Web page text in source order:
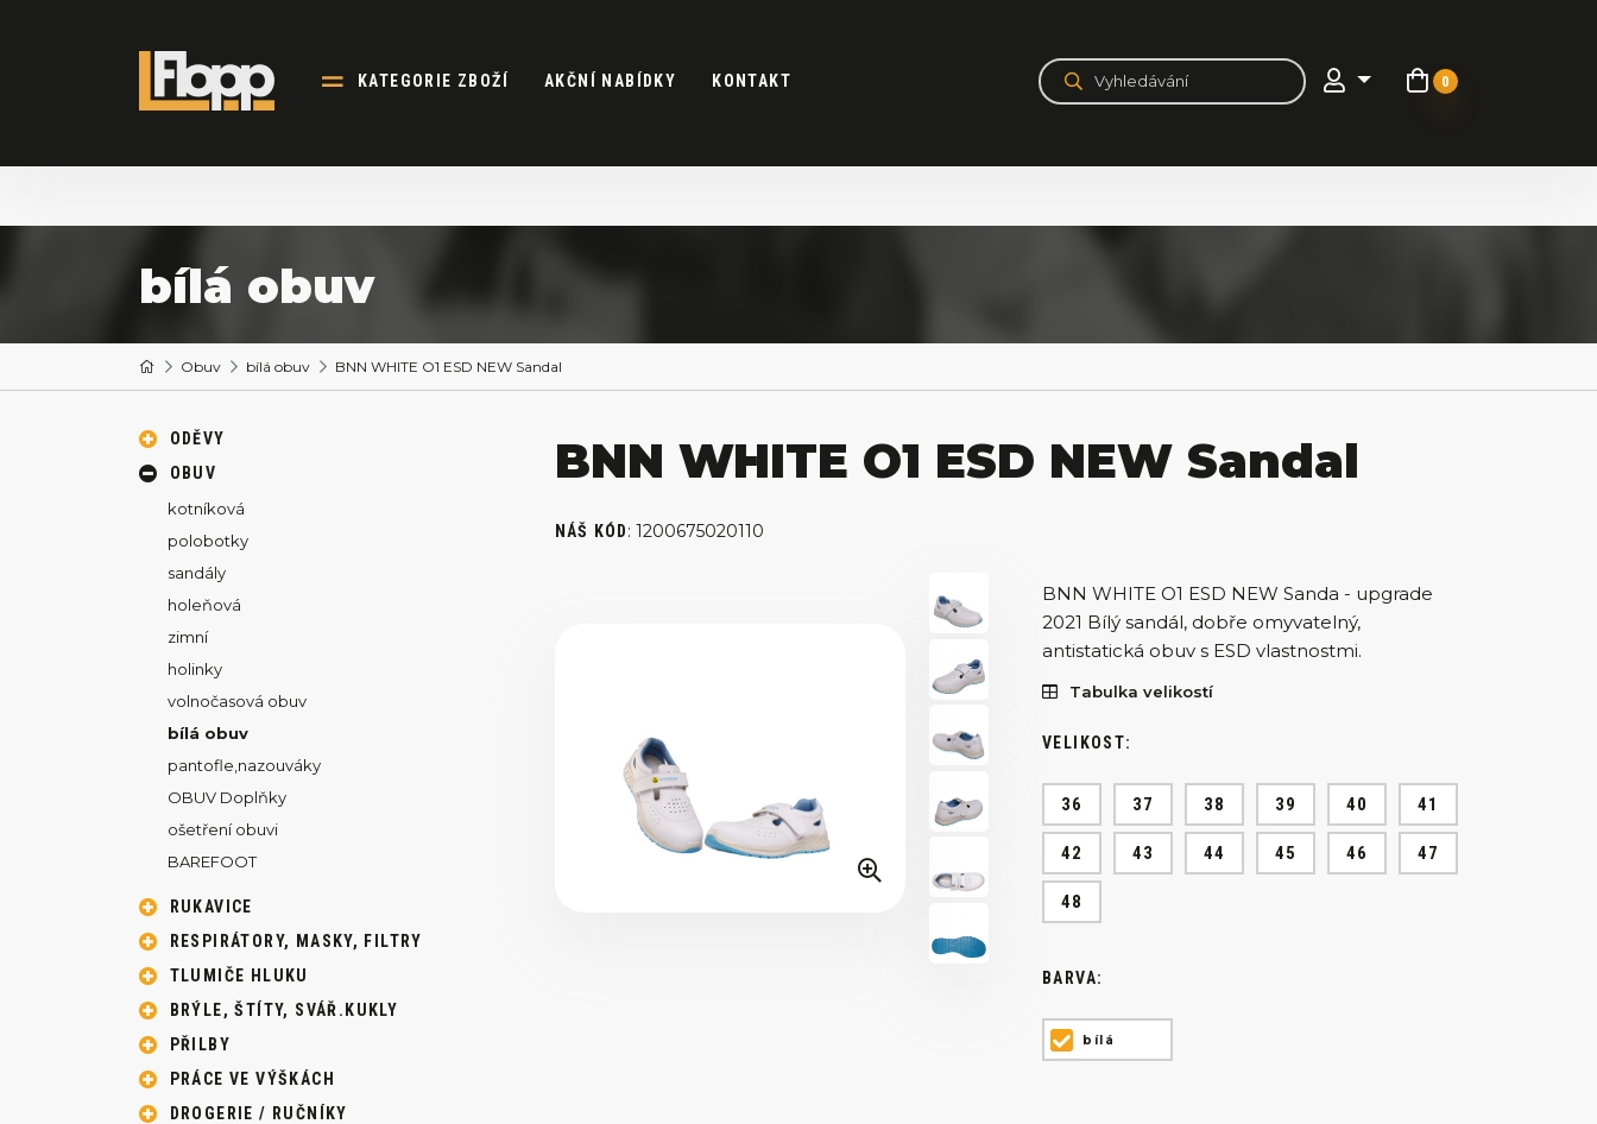
KATEGORIE ZBOŽÍ AKČNÍ NABÍDKY KONTAKT 0
bílá obuv
Obuv bílá obuv BNN WHITE O1 ESD NEW Sandal
ODĚVY
OBUV
kotníková
polobotky
sandály
holeňová
zimní
holinky
volnočasová obuv
bílá obuv
pantofle,nazouváky
OBUV Doplňky
ošetření obuvi
BAREFOOT
RUKAVICE
RESPIRÁTORY, MASKY, FILTRY
TLUMIČE HLUKU
BRÝLE, ŠTÍTY, SVÁŘ.KUKLY
PŘILBY
PRÁCE VE VÝŠKÁCH
DROGERIE / RUČNÍKY
BNN WHITE O1 ESD NEW Sandal
NÁŠ KÓD:1200675020110
BNN WHITE O1 ESD NEW Sanda - upgrade
2021 Bílý sandál, dobře omyvatelný,
antistatická obuv s ESD vlastnostmi.
Tabulka velikostí
VELIKOST:
36 37 38 39 40 41
42 43 44 45 46 47
48
BARVA:
bílá